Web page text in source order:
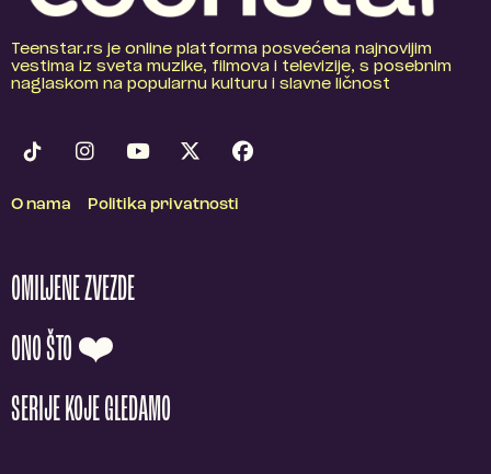
Teenstar.rs je online platforma posvećena najnovijim
vestima iz sveta muzike, filmova i televizije, s posebnim
naglaskom na popularnu kulturu i slavne ličnost
O nama Politika privatnosti
OMILJENE ZVEZDE
ONO ŠTO ❤️
SERIJE KOJE GLEDAMO